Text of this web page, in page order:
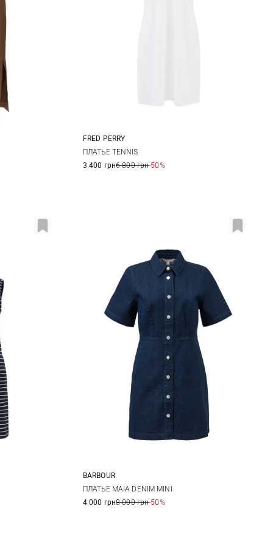
6
FRED PERRY
ПЛАТЬЕ TENNIS
3 400 грн6 800 грн-50%
8 10
BARBOUR
ПЛАТЬЕ MAIA DENIM MINI
4 000 грн8 000 грн-50%